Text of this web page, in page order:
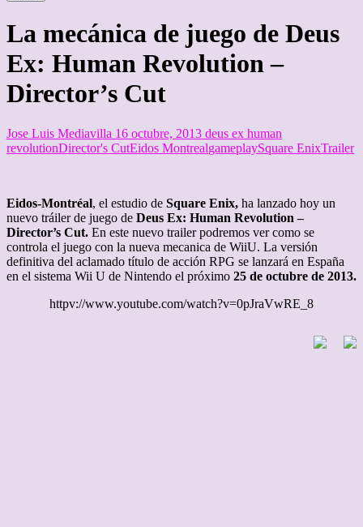
La mecánica de juego de Deus
Ex: Human Revolution –
Director’s Cut
Jose Luis Mediavilla 16 octubre, 2013 deus ex human
revolutionDirector's CutEidos MontrealgameplaySquare EnixTrailer
Eidos-Montréal, el estudio de Square Enix, ha lanzado hoy un
nuevo tráiler de juego de Deus Ex: Human Revolution –
Director’s Cut. En este nuevo trailer podremos ver como se
controla el juego con la nueva mecanica de WiiU. La versión
definitiva del aclamado título de acción RPG se lanzará en España
en el sistema Wii U de Nintendo el próximo 25 de octubre de 2013.
httpv://www.youtube.com/watch?v=0pJraVwRE_8